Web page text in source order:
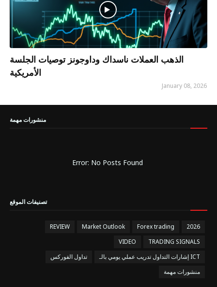
الذهب العملات ناسداك وداوجونز توصيات الجلسة
الأمريكية
January 08, 2026
منشورات مهمة
Error: No Posts Found
تصنيفات الموقع
2026
Forex trading
Market Outlook
REVIEW
TRADING SIGNALS
VIDEO
إشارات التداول تدريب عملي يومي بالـ ICT
تداول الفوركس
منشورات مهمة